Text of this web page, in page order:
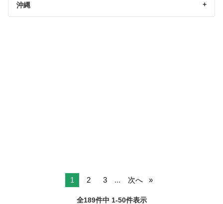
沖縄
1 2 3 ... 次へ
全189件中 1-50件表示